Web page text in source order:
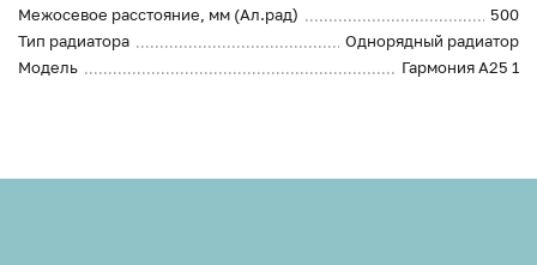
Межосевое расстояние, мм (Ал.рад)
500
Тип радиатора
Однорядный радиатор
Модель
Гармония А25 1